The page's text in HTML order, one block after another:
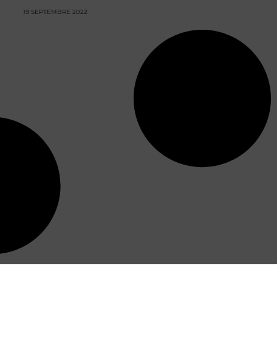
19 SEPTEMBRE 2022